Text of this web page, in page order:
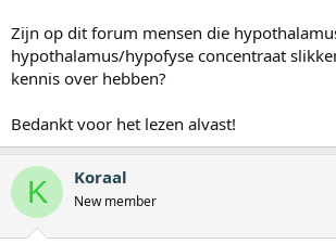
Zijn op dit forum mensen die
hypothalamus/hypofyse concentraat
kennis over hebben?
Bedankt voor het lezen alvast!
K Koraal
New member